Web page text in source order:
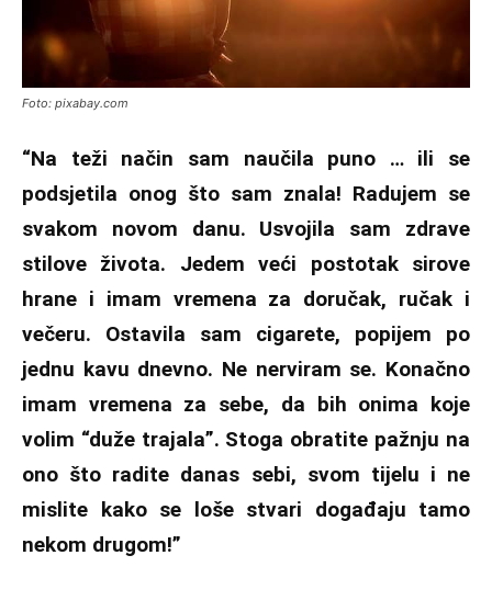
Foto: pixabay.com
“Na teži način sam naučila puno … ili se
podsjetila onog što sam znala! Radujem se
svakom novom danu. Usvojila sam zdrave
stilove života. Jedem veći postotak sirove
hrane i imam vremena za doručak, ručak i
večeru. Ostavila sam cigarete, popijem po
jednu kavu dnevno. Ne nerviram se. Konačno
imam vremena za sebe, da bih onima koje
volim “duže trajala”. Stoga obratite pažnju na
ono što radite danas sebi, svom tijelu i ne
mislite kako se loše stvari događaju tamo
nekom drugom!”